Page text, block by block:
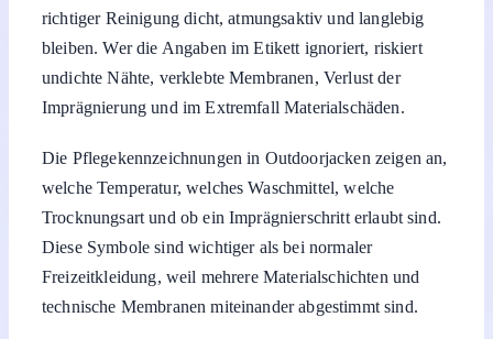
richtiger Reinigung dicht, atmungsaktiv und langlebig
bleiben. Wer die Angaben im Etikett ignoriert, riskiert
undichte Nähte, verklebte Membranen, Verlust der
Imprägnierung und im Extremfall Materialschäden.
Die Pflegekennzeichnungen in Outdoorjacken zeigen an,
welche Temperatur, welches Waschmittel, welche
Trocknungsart und ob ein Imprägnierschritt erlaubt sind.
Diese Symbole sind wichtiger als bei normaler
Freizeitkleidung, weil mehrere Materialschichten und
technische Membranen miteinander abgestimmt sind.